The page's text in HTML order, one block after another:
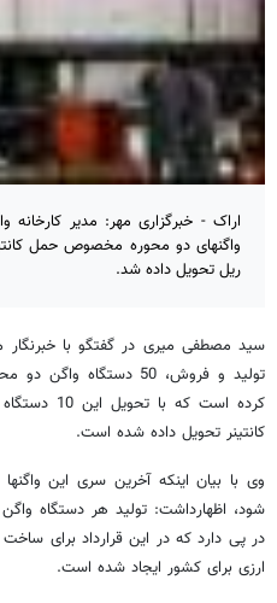
اراک - خبرگزاری مهر: مدیر
واگنهای دو محوره مخصوص حمل
ریل تحویل داده شد.
سید مصطفی میری در گفتگو با
تولید و فروش، 50
کانتینر تحویل داده شده است.
وی با بیان اینکه آخرین سری این
ارزی برای کشور ایجاد شده است.